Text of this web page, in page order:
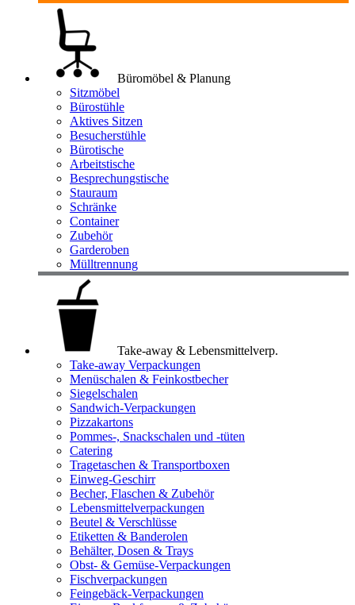
Büromöbel & Planung
Sitzmöbel
Bürostühle
Aktives Sitzen
Besucherstühle
Bürotische
Arbeitstische
Besprechungstische
Stauraum
Schränke
Container
Zubehör
Garderoben
Mülltrennung
Take-away & Lebensmittelverp.
Take-away Verpackungen
Menüschalen & Feinkostbecher
Siegelschalen
Sandwich-Verpackungen
Pizzakartons
Pommes-, Snackschalen und -tüten
Catering
Tragetaschen & Transportboxen
Einweg-Geschirr
Becher, Flaschen & Zubehör
Lebensmittelverpackungen
Beutel & Verschlüsse
Etiketten & Banderolen
Behälter, Dosen & Trays
Obst- & Gemüse-Verpackungen
Fischverpackungen
Feingebäck-Verpackungen